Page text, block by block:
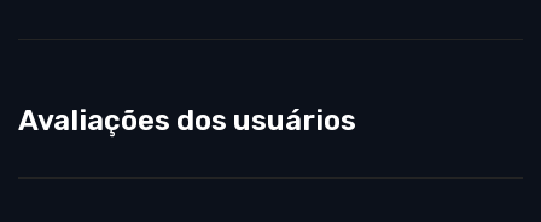
Avaliações dos usuários